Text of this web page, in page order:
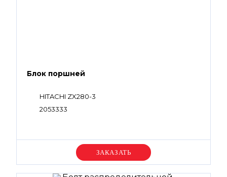
Блок поршней
HITACHI ZX280-3
2053333
Уточняйте цену